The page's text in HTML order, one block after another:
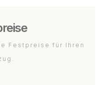
Festpreise für Ihren